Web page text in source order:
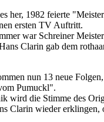
her, 1982 feierte
ersten TV Auftritt.
war Schreiner
Clarin gab dem
nun 13 neue
Pumuckl".
wird die Stimme des
Clarin wieder erklingen,